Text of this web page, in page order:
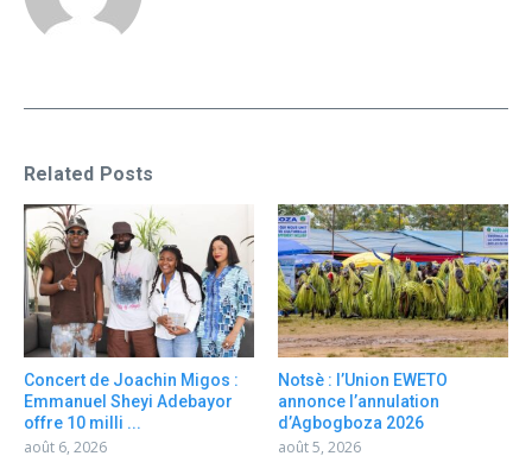
Related Posts
Concert de Joachin Migos :
Emmanuel Sheyi Adebayor
offre 10 milli ...
août 6, 2026
Notsè : l’Union EWETO
annonce l’annulation
d’Agbogboza 2026
août 5, 2026